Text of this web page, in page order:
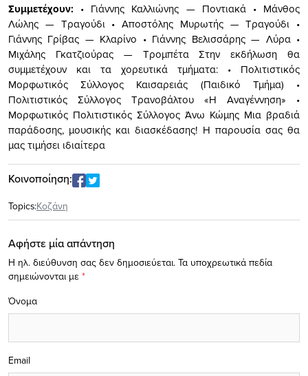
Συμμετέχουν: • Γιάννης Καλλιώνης — Ποντιακά • Μάνθος
Λώλης — Τραγούδι • Αποστόλης Μυρωτής — Τραγούδι •
Γιάννης Γρίβας — Κλαρίνο • Γιάννης Βελισσάρης — Λύρα •
Μιχάλης Γκατζιούρας — Τρομπέτα Στην εκδήλωση θα
συμμετέχουν και τα χορευτικά τμήματα: • Πολιτιστικός
Μορφωτικός Σύλλογος Καισαρειάς (Παιδικό Τμήμα) •
Πολιτιστικός Σύλλογος Τρανοβάλτου «Η Αναγέννηση» •
Μορφωτικός Πολιτιστικός Σύλλογος Άνω Κώμης Μια βραδιά
παράδοσης, μουσικής και διασκέδασης! Η παρουσία σας θα
μας τιμήσει ιδιαίτερα
Κοινοποίηση:
Topics:Κοζάνη
Αφήστε μία απάντηση
Η ηλ. διεύθυνση σας δεν δημοσιεύεται. Τα υποχρεωτικά πεδία
σημειώνονται με *
Όνομα
Email